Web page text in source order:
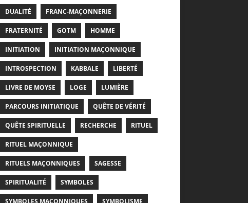
DUALITÉ FRANC-MAÇONNERIE
FRATERNITÉ GOTM HOMME
INITIATION INITIATION MAÇONNIQUE
INTROSPECTION KABBALE LIBERTÉ
LIVRE DE MOYSE LOGE LUMIÈRE
PARCOURS INITIATIQUE QUÊTE DE VÉRITÉ
QUÊTE SPIRITUELLE RECHERCHE RITUEL
RITUEL MAÇONNIQUE
RITUELS MAÇONNIQUES SAGESSE
SPIRITUALITÉ SYMBOLES
SYMBOLES MAÇONNIQUES SYMBOLISME